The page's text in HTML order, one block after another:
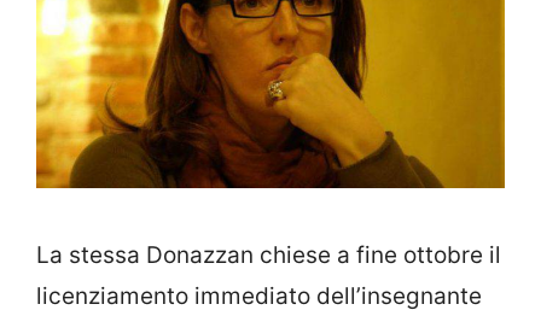
La stessa Donazzan chiese a fine ottobre il
licenziamento immediato dell’insegnante